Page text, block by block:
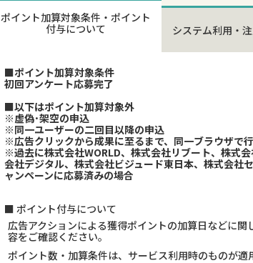
ポイント加算対象条件・ポイント
付与について
システム利用・
■ポイント加算対象条件
初回アンケート応募完了
■以下はポイント加算対象外
※虚偽･架空の申込
※同一ユーザーの二回目以降の申込
※広告クリックから成果に至るまで、同一ブラウザで
※過去に株式会社WORLD、株式会社リブート、株式
会社デジタル、株式会社ビジュード東日本、株式会社
ャンペーンに応募済みの場合
■ ポイント付与について
広告アクションによる獲得ポイントの加算日などに
容をご確認ください。
ポイント数・加算条件は、サービス利用時のものが適